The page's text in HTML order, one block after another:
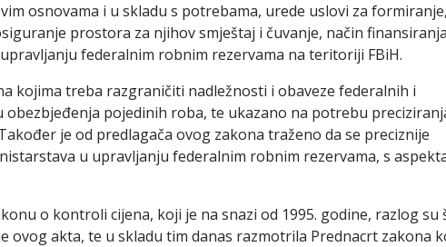
osnovama i u skladu s potrebama, urede uslovi za formiranje,
prostora za njihov smještaj i čuvanje, način
federalnim robnim rezervama na teritoriji FBiH.
kojima treba razgraničiti nadležnosti i obaveze federalnih i
pojedinih roba, te ukazano na potrebu
je od predlagača ovog zakona traženo da se preciznije
u upravljanju federalnim robnim rezervama, s
o kontroli cijena, koji je na snazi od 1995. godine, razlog su
ovog akta, te u skladu tim danas razmotrila Prednacrt zakona